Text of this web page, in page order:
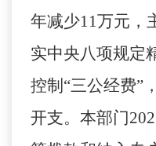
年减少11万元，
实中央八项规定
控制“三公经费”
开支。 本部门20